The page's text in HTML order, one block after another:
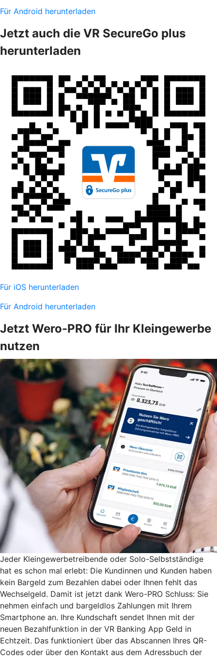
Für Android herunterladen
Jetzt auch die VR SecureGo plus
herunterladen
Für iOS herunterladen
Für Android herunterladen
Jetzt Wero-PRO für Ihr Kleingewerbe
nutzen
Jeder Kleingewerbetreibende oder Solo-Selbstständige
hat es schon mal erlebt: Die Kundinnen und Kunden haben
kein Bargeld zum Bezahlen dabei oder Ihnen fehlt das
Wechselgeld. Damit ist jetzt dank Wero-PRO Schluss: Sie
nehmen einfach und bargeldlos Zahlungen mit Ihrem
Smartphone an. Ihre Kundschaft sendet Ihnen mit der
neuen Bezahlfunktion in der VR Banking App Geld in
Echtzeit. Das funktioniert über das Abscannen Ihres QR-
Codes oder über den Kontakt aus dem Adressbuch der